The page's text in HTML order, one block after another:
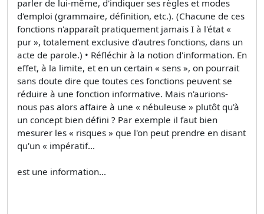
parler de lui-même, d'indiquer ses règles et modes
d'emploi (grammaire, définition, etc.). (Chacune de ces
fonctions n'apparaît pratiquement jamais I à l'état «
pur », totalement exclusive d'autres fonctions, dans un
acte de parole.) • Réfléchir à la notion d'information. En
effet, à la limite, et en un certain « sens », on pourrait
sans doute dire que toutes ces fonctions peuvent se
réduire à une fonction informative. Mais n'aurions-
nous pas alors affaire à une « nébuleuse » plutôt qu'à
un concept bien défini ? Par exemple il faut bien
mesurer les « risques » que l'on peut prendre en disant
qu'un « impératif...
est une information...